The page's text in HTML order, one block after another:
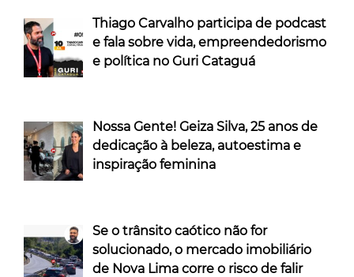
Thiago Carvalho participa de podcast
e fala sobre vida, empreendedorismo
e política no Guri Cataguá
Nossa Gente! Geiza Silva, 25 anos de
dedicação à beleza, autoestima e
inspiração feminina
Se o trânsito caótico não for
solucionado, o mercado imobiliário
de Nova Lima corre o risco de falir